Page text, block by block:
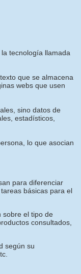
tecnología llamada
que se almacena
webs que usen
sino datos de
estadísticos,
lo que asocian
para diferenciar
básicas para el
sobre el tipo de
consultados,
según su